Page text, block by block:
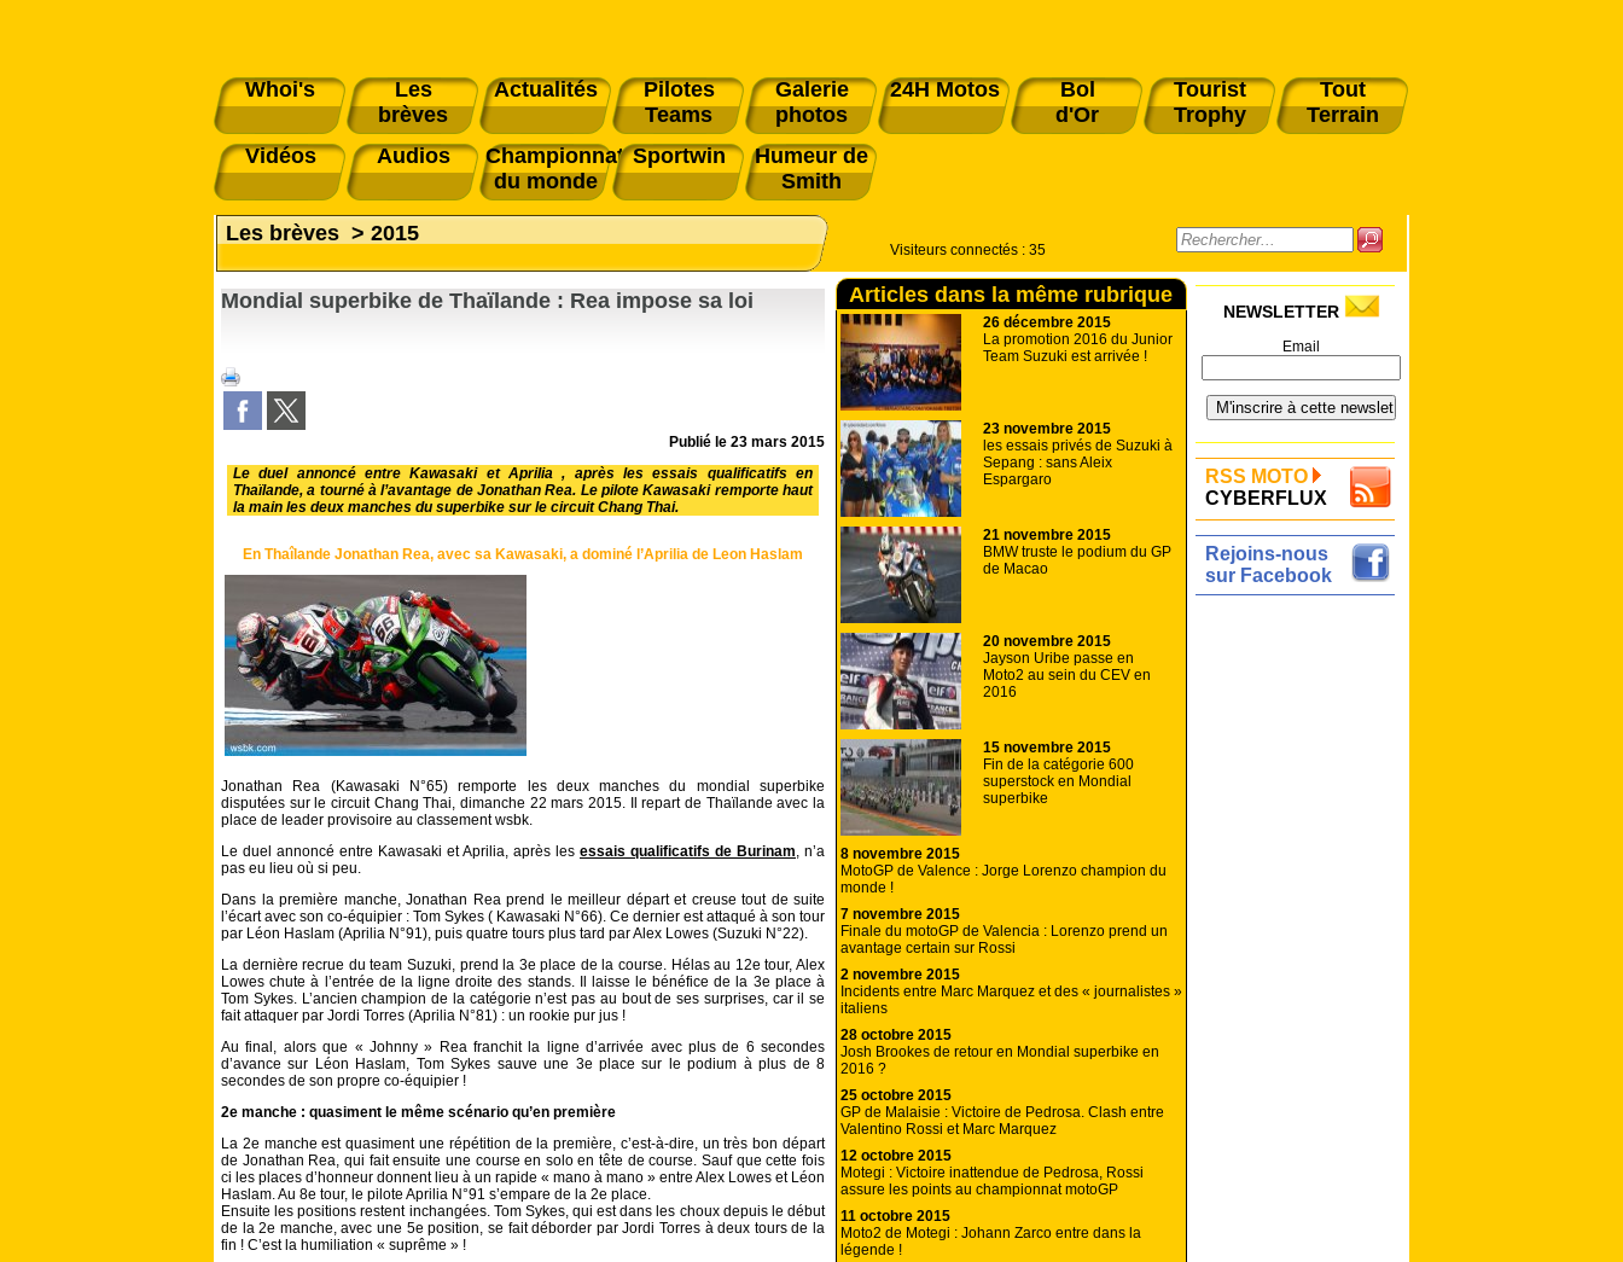
Whoi's
Les
brèves
Actualités
Pilotes
Teams
Galerie
photos
24H Motos
Bol
d'Or
Tourist
Trophy
Tout
Terrain
Vidéos
Audios
Championnat
du monde
Sportwin
Humeur de
Smith
Les brèves > 2015
Mondial superbike de Thaïlande : Rea impose sa loi
Publié le 23 mars 2015
Le duel annoncé entre Kawasaki et Aprilia , après les essais qualificatifs en
Thaïlande, a tourné à l’avantage de Jonathan Rea. Le pilote Kawasaki remporte haut
la main les deux manches du superbike sur le circuit Chang Thai.
En Thaîlande Jonathan Rea, avec sa Kawasaki, a dominé l’Aprilia de Leon Haslam
Jonathan Rea (Kawasaki N°65) remporte les deux manches du mondial superbike
disputées sur le circuit Chang Thai, dimanche 22 mars 2015. Il repart de Thaïlande avec la
place de leader provisoire au classement wsbk.
Le duel annoncé entre Kawasaki et Aprilia, après les essais qualificatifs de Burinam, n’a
pas eu lieu où si peu.
Dans la première manche, Jonathan Rea prend le meilleur départ et creuse tout de suite
l’écart avec son co-équipier : Tom Sykes ( Kawasaki N°66). Ce dernier est attaqué à son tour
par Léon Haslam (Aprilia N°91), puis quatre tours plus tard par Alex Lowes (Suzuki N°22).
La dernière recrue du team Suzuki, prend la 3e place de la course. Hélas au 12e tour, Alex
Lowes chute à l’entrée de la ligne droite des stands. Il laisse le bénéfice de la 3e place à
Tom Sykes. L’ancien champion de la catégorie n’est pas au bout de ses surprises, car il se
fait attaquer par Jordi Torres (Aprilia N°81) : un rookie pur jus !
Au final, alors que « Johnny » Rea franchit la ligne d’arrivée avec plus de 6 secondes
d’avance sur Léon Haslam, Tom Sykes sauve une 3e place sur le podium à plus de 8
secondes de son propre co-équipier !
2e manche : quasiment le même scénario qu’en première
La 2e manche est quasiment une répétition de la première, c’est-à-dire, un très bon départ
de Jonathan Rea, qui fait ensuite une course en solo en tête de course. Sauf que cette fois
ci les places d’honneur donnent lieu à un rapide « mano à mano » entre Alex Lowes et Léon
Haslam. Au 8e tour, le pilote Aprilia N°91 s’empare de la 2e place.
Ensuite les positions restent inchangées. Tom Sykes, qui est dans les choux depuis le début
de la 2e manche, avec une 5e position, se fait déborder par Jordi Torres à deux tours de la
fin ! C’est la humiliation « suprême » !
Visiteurs connectés : 35
Articles dans la même rubrique
26 décembre 2015
La promotion 2016 du Junior
Team Suzuki est arrivée !
23 novembre 2015
les essais privés de Suzuki à
Sepang : sans Aleix
Espargaro
21 novembre 2015
BMW truste le podium du GP
de Macao
20 novembre 2015
Jayson Uribe passe en
Moto2 au sein du CEV en
2016
15 novembre 2015
Fin de la catégorie 600
superstock en Mondial
superbike
8 novembre 2015
MotoGP de Valence : Jorge Lorenzo champion du
monde !
7 novembre 2015
Finale du motoGP de Valencia : Lorenzo prend un
avantage certain sur Rossi
2 novembre 2015
Incidents entre Marc Marquez et des « journalistes »
italiens
28 octobre 2015
Josh Brookes de retour en Mondial superbike en
2016 ?
25 octobre 2015
GP de Malaisie : Victoire de Pedrosa. Clash entre
Valentino Rossi et Marc Marquez
12 octobre 2015
Motegi : Victoire inattendue de Pedrosa, Rossi
assure les points au championnat motoGP
11 octobre 2015
Moto2 de Motegi : Johann Zarco entre dans la
légende !
NEWSLETTER
Email
RSS MOTO
CYBERFLUX
Rejoins-nous
sur Facebook